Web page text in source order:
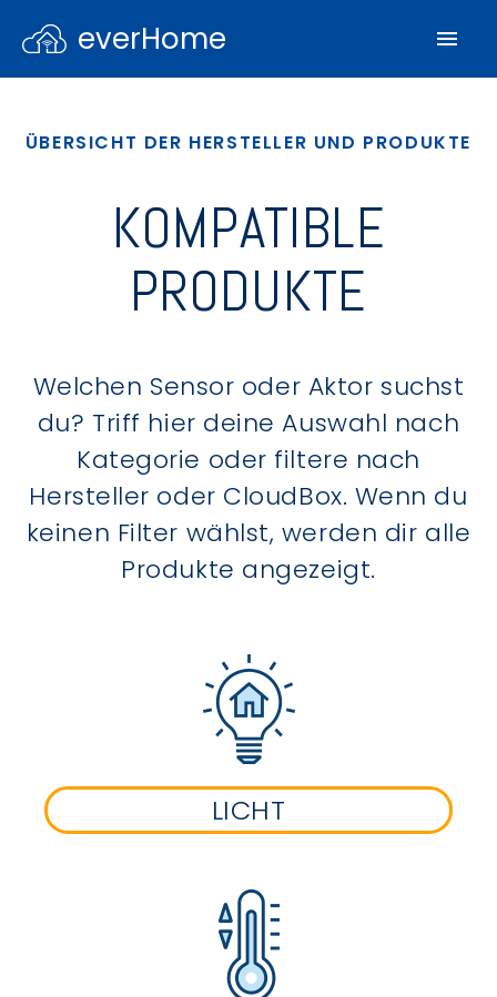
everHome
ÜBERSICHT DER HERSTELLER UND PRODUKTE
KOMPATIBLE
PRODUKTE
Welchen Sensor oder Aktor suchst
du? Triff hier deine Auswahl nach
Kategorie oder filtere nach
Hersteller oder CloudBox. Wenn du
keinen Filter wählst, werden dir alle
Produkte angezeigt.
LICHT